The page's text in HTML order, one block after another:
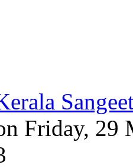
Friday, 29